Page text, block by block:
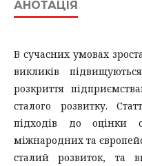
АНОТАЦІЯ
В сучасних умовах
викликів
розкриття
сталого розвитку.
підходів до оцінки
міжнародних та
сталий розвиток, та